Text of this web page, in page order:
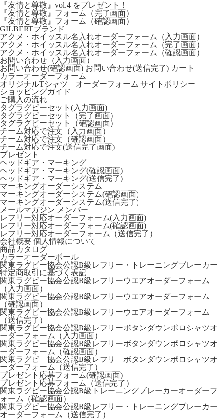
『友情と尊敬』vol.4 をプレゼント！
『友情と尊敬』フォーム（完了画面）
『友情と尊敬』フォーム（確認画面）
GILBERTブランド
アクメ・ホイッスル名入れオーダーフォーム（入力画面）
アクメ・ホイッスル名入れオーダーフォーム（完了画面）
アクメ・ホイッスル名入れオーダーフォーム（確認画面）
お問い合わせ（入力画面）
お問い合わせ(確認画面) お問い合わせ(送信完了) カート
カラーオーダーフォーム
オリジナルTシャツ オーダーフォーム サイトポリシー
ショッピングガイド
ご購入の流れ
タグラグビーセット(入力画面)
タグラグビーセット（完了画面）
タグラグビーセット（確認画面）
チーム対応で注文（入力画面）
チーム対応で注文（確認画面）
チーム対応で注文(送信完了画面)
プレゼント
ヘッドギア・マーキング
ヘッドギア・マーキング(確認画面)
ヘッドギア・マーキング(送信完了)
マーキングオーダーシステム
マーキングオーダーシステム(確認画面)
マーキングオーダーシステム(送信完了)
メールマガジン メンバー
レフリー対応オーダーフォーム(入力画面)
レフリー対応オーダーフォーム(確認画面)
レフリー対応オーダーフォーム（送信完了）
会社概要 個人情報について
商品カタログ
カラーオーダーボール
関東ラグビー協会公認B級レフリー・トレーニングブレーカー
特定商取引に基づく表記
関東ラグビー協会公認B級レフリーウエアオーダーフォーム
（入力画面）
関東ラグビー協会公認B級レフリーウエアオーダーフォーム
（確認画面）
関東ラグビー協会公認B級レフリーウエアオーダーフォーム
（送信完了）
関東ラグビー協会公認B級レフリーボタンダウンポロシャツオ
ーダーフォーム（入力画面）
関東ラグビー協会公認B級レフリーボタンダウンポロシャツオ
ーダーフォーム（確認画面）
関東ラグビー協会公認B級レフリーボタンダウンポロシャツオ
ーダーフォーム（送信完了）
プレゼント応募フォーム(確認画面)
プレゼント応募フォーム（送信完了）
関東ラグビー協会公認B級トレーニングブレーカーオーダーフ
ォーム（確認画面）
関東ラグビー協会公認B級レフリー・トレーニングブレーカー
オーダーフォーム（送信完了）